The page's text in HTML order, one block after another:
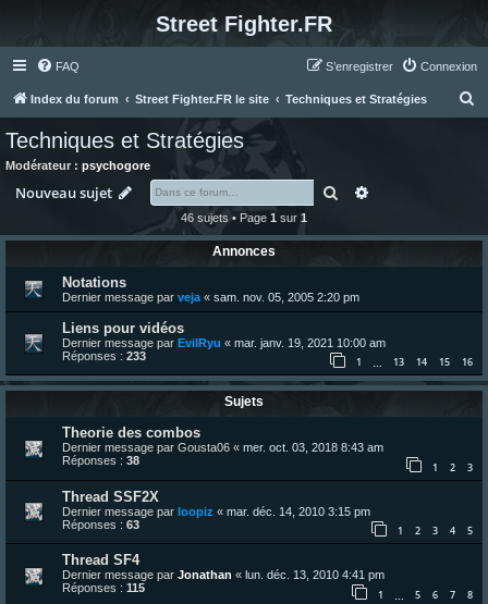
Street Fighter.FR
FAQ Connexion
S’enregistrer
Index du forum Street Fighter.FR le site Techniques et Stratégies
Techniques et Stratégies
Modérateur : psychogore
Nouveau sujet Rechercher
46 sujets • Page 1 sur 1
Annonces
Notations
Dernier message par veja « sam. nov. 05, 2005 2:20 pm
Liens pour vidéos
Dernier message par EvilRyu « mar. janv. 19, 2021 10:00 am
Réponses : 233 1 13 14 15 16
Sujets
Theorie des combos
Dernier message par Gousta06 « mer. oct. 03, 2018 8:43 am
Réponses : 38 1 2 3
Thread SSF2X
Dernier message par loopiz « mar. déc. 14, 2010 3:15 pm
Réponses : 63 1 2 3 4 5
Thread SF4
Dernier message par Jonathan « lun. déc. 13, 2010 4:41 pm
Réponses : 115 1 5 6 7 8